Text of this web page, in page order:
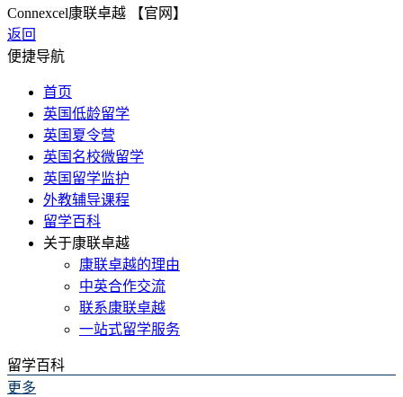
Connexcel康联卓越 【官网】
返回
便捷导航
首页
英国低龄留学
英国夏令营
英国名校微留学
英国留学监护
外教辅导课程
留学百科
关于康联卓越
康联卓越的理由
中英合作交流
联系康联卓越
一站式留学服务
留学百科
更多